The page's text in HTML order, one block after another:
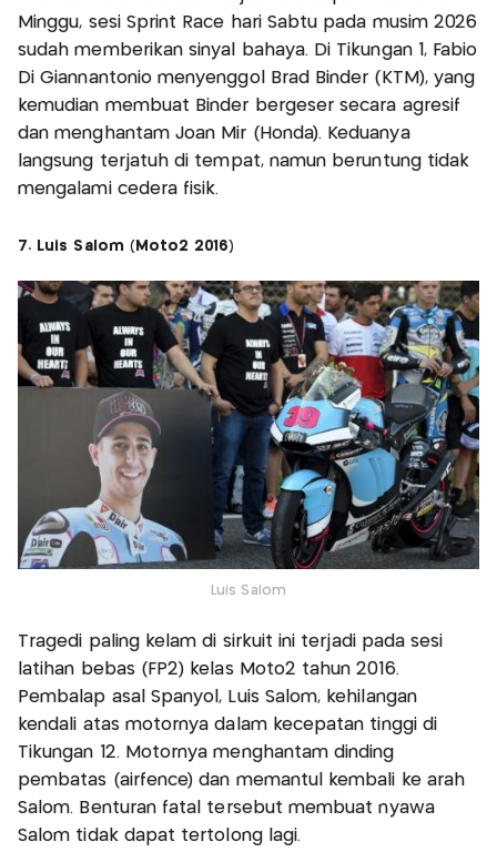
Minggu, sesi Sprint Race hari Sabtu pada musim 2026
sudah memberikan sinyal bahaya. Di Tikungan 1, Fabio
Di Giannantonio menyenggol Brad Binder (KTM), yang
kemudian membuat Binder bergeser secara agresif
dan menghantam Joan Mir (Honda). Keduanya
langsung terjatuh di tempat, namun beruntung tidak
mengalami cedera fisik.
7. Luis Salom (Moto2 2016)
Luis Salom
Tragedi paling kelam di sirkuit ini terjadi pada sesi
latihan bebas (FP2) kelas Moto2 tahun 2016.
Pembalap asal Spanyol, Luis Salom, kehilangan
kendali atas motornya dalam kecepatan tinggi di
Tikungan 12. Motornya menghantam dinding
pembatas (airfence) dan memantul kembali ke arah
Salom. Benturan fatal tersebut membuat nyawa
Salom tidak dapat tertolong lagi.